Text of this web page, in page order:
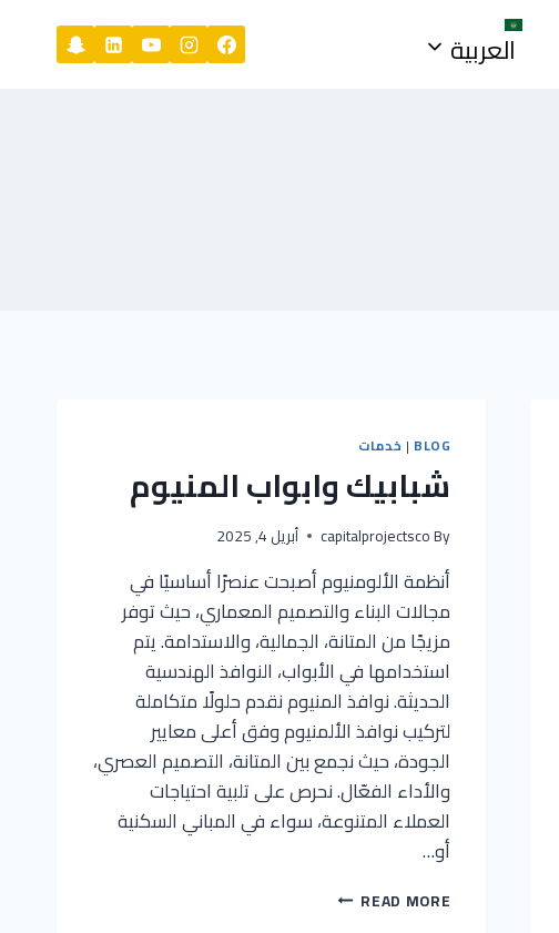
العربية
BLOG
| خدمات
شبابيك وابواب المنيوم
By
capitalprojectsco أبريل 4, 2025
أنظمة الألومنيوم أصبحت عنصرًا أساسيًا في
مجالات البناء والتصميم المعماري، حيث توفر
مزيجًا من المتانة، الجمالية، والاستدامة. يتم
استخدامها في الأبواب، النوافذ الهندسية
الحديثة. نوافذ المنيوم نقدم حلولًا متكاملة
لتركيب نوافذ الألمنيوم وفق أعلى معايير
الجودة، حيث نجمع بين المتانة، التصميم العصري،
والأداء الفعّال. نحرص على تلبية احتياجات
العملاء المتنوعة، سواء في المباني السكنية
أو…
READ MOREشبابيك